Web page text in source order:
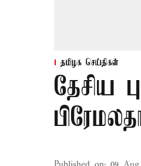
தமிழக செய்திகள்
தேசிய